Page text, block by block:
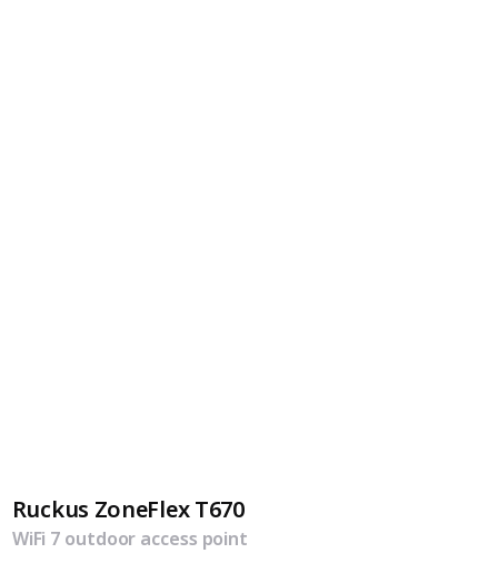
Ruckus ZoneFlex T670
WiFi 7 outdoor access point